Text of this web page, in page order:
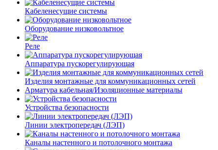
Кабеленесущие системы
Оборудование низковольтное
Реле
Аппаратура пускорегулирующая
Изделия монтажные для коммуникационных сетей
Арматура кабельная/Изоляционные материалы
Устройства безопасности
Линии электропередач (ЛЭП)
Каналы настенного и потолочного монтажа